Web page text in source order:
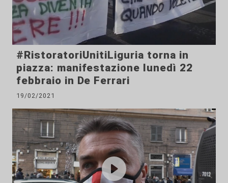
#RistoratoriUnitiLiguria torna in
piazza: manifestazione lunedì 22
febbraio in De Ferrari
19/02/2021